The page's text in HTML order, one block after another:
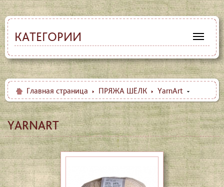
КАТЕГОРИИ
Главная страница ПРЯЖА ШЁЛК YarnArt
YARNART